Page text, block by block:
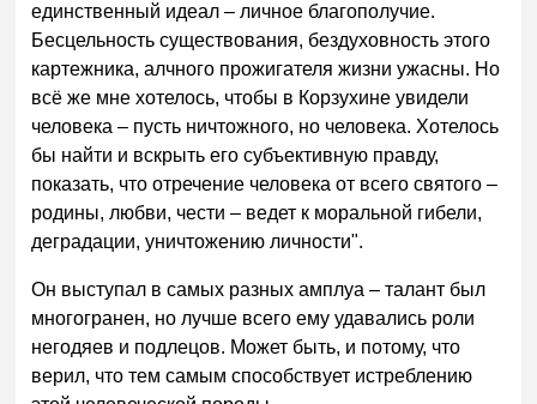
единственный идеал – личное благополучие.
Бесцельность существования, бездуховность этого
картежника, алчного прожигателя жизни ужасны. Но
всё же мне хотелось, чтобы в Корзухине увидели
человека – пусть ничтожного, но человека. Хотелось
бы найти и вскрыть его субъективную правду,
показать, что отречение человека от всего святого –
родины, любви, чести – ведет к моральной гибели,
деградации, уничтожению личности".
Он выступал в самых разных амплуа – талант был
многогранен, но лучше всего ему удавались роли
негодяев и подлецов. Может быть, и потому, что
верил, что тем самым способствует истреблению